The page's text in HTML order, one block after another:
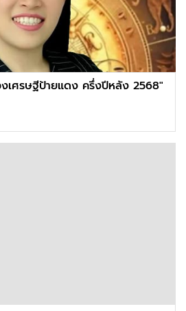
เศรษฐีป้ายแดง ครึ่งปีหลัง 2568"